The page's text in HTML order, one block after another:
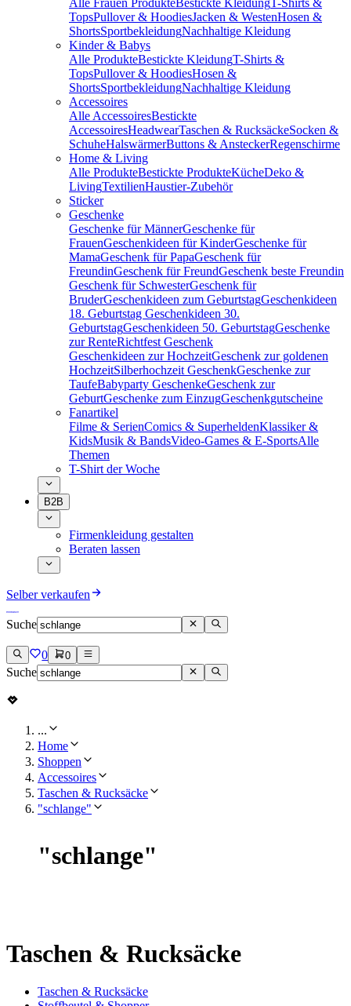
Alle Frauen ProdukteBestickte KleidungT-Shirts &
TopsPullover & HoodiesJacken & WestenHosen &
ShortsSportbekleidungNachhaltige Kleidung
Kinder & Babys
Alle ProdukteBestickte KleidungT-Shirts &
TopsPullover & HoodiesHosen &
ShortsSportbekleidungNachhaltige Kleidung
Accessoires
Alle AccessoiresBestickte
AccessoiresHeadwearTaschen & RucksäckeSocken &
SchuheHalswärmerButtons & AnsteckerRegenschirme
Home & Living
Alle ProdukteBestickte ProdukteKücheDeko &
LivingTextilienHaustier-Zubehör
Sticker
Geschenke
Geschenke für MännerGeschenke für
FrauenGeschenkideen für KinderGeschenke für
MamaGeschenk für PapaGeschenk für
FreundinGeschenk für FreundGeschenk beste Freundin
Geschenk für SchwesterGeschenk für
BruderGeschenkideen zum GeburtstagGeschenkideen
18. Geburtstag Geschenkideen 30.
GeburtstagGeschenkideen 50. GeburtstagGeschenke
zur RenteRichtfest Geschenk
Geschenkideen zur HochzeitGeschenk zur goldenen
HochzeitSilberhochzeit GeschenkGeschenke zur
TaufeBabyparty GeschenkeGeschenk zur
GeburtGeschenke zum EinzugGeschenkgutscheine
Fanartikel
Filme & SerienComics & SuperheldenKlassiker &
KidsMusik & BandsVideo-Games & E-SportsAlle
Themen
T-Shirt der Woche
B2B
Firmenkleidung gestalten
Beraten lassen
Selber verkaufen
Suche
0 0
Suche
...
Home
Shoppen
Accessoires
Taschen & Rucksäcke
"schlange"
"schlange"
Taschen & Rucksäcke
Taschen & Rucksäcke